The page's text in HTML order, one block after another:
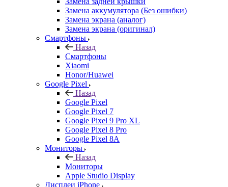
Замена аккумулятора (Без ошибки)
Замена экрана (аналог)
Замена экрана (оригинал)
Смартфоны
Назад
Смартфоны
Xiaomi
Honor/Huawei
Google Pixel
Назад
Google Pixel
Google Pixel 7
Google Pixel 9 Pro XL
Google Pixel 8 Pro
Google Pixel 8A
Мониторы
Назад
Мониторы
Apple Studio Display
Дисплеи iPhone